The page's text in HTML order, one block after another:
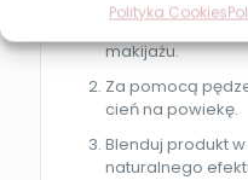
Polityka Cookies
Nałóż bazę pod
makijażu.
Za pomocą
cień na powiekę.
Blenduj produkt
naturalnego